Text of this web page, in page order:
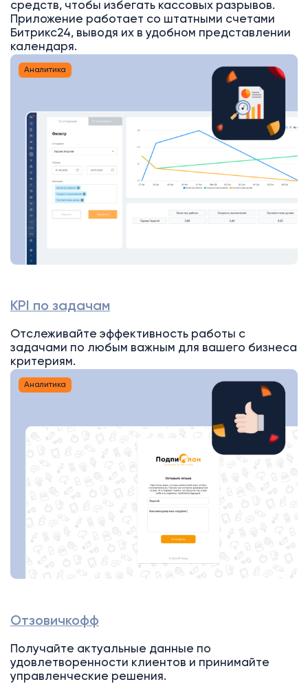
средств, чтобы избегать кассовых разрывов.
Приложение работает со штатными счетами
Битрикс24, выводя их в удобном представлении
календаря.
Аналитика
KPI по задачам
Отслеживайте эффективность работы с
задачами по любым важным для вашего бизнеса
критериям.
Аналитика
Отзовичкофф
Получайте актуальные данные по
удовлетворенности клиентов и принимайте
управленческие решения.